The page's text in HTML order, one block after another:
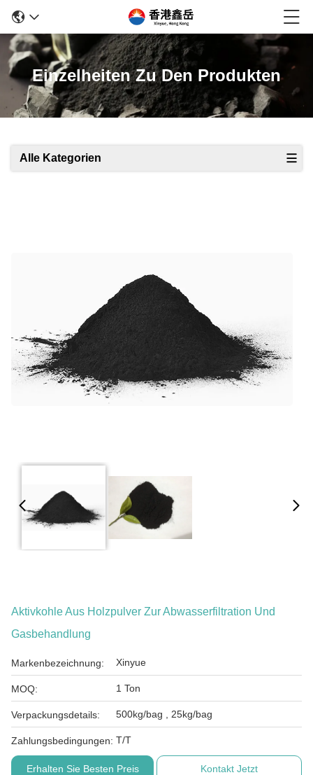
Einzelheiten Zu Den Produkten
Alle Kategorien
Aktivkohle Aus Holzpulver Zur Abwasserfiltration Und
Gasbehandlung
Markenbezeichnung: Xinyue
MOQ: 1 Ton
Verpackungsdetails: 500kg/bag , 25kg/bag
Zahlungsbedingungen: T/T
Erhalten Sie Besten Preis Kontakt Jetzt